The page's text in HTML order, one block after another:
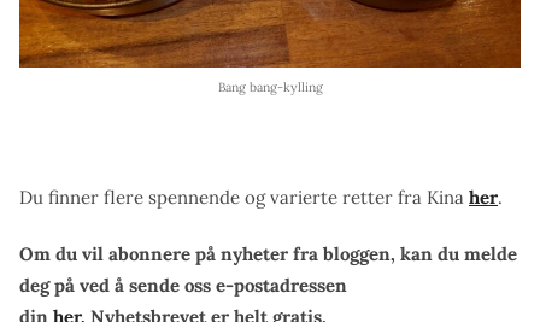
Bang bang-kylling
Du finner flere spennende og varierte retter fra Kina her.
Om du vil abonnere på nyheter fra bloggen, kan du melde
deg på ved å sende oss e-postadressen
din her. Nyhetsbrevet er helt gratis.